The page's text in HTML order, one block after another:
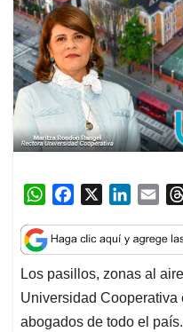
W
a
t
s
A
p
c
e
b
o
o
n
k
e
d
I
a
i
l
Los pasillos, zonas al
Universidad Cooperativa
abogados de todo el